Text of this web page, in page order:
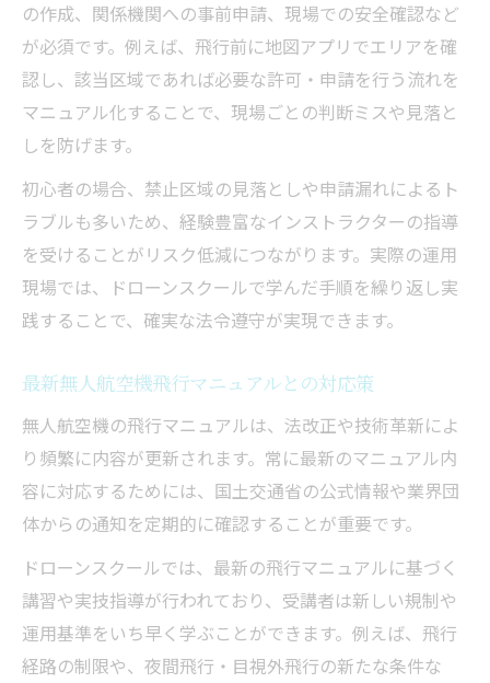
の作成、関係機関への事前申請、現場での安全確認など
が必須です。例えば、飛行前に地図アプリでエリアを確
認し、該当区域であれば必要な許可・申請を行う流れを
マニュアル化することで、現場ごとの判断ミスや見落と
しを防げます。
初心者の場合、禁止区域の見落としや申請漏れによるト
ラブルも多いため、経験豊富なインストラクターの指導
を受けることがリスク低減につながります。実際の運用
現場では、ドローンスクールで学んだ手順を繰り返し実
践することで、確実な法令遵守が実現できます。
最新無人航空機飛行マニュアルとの対応策
無人航空機の飛行マニュアルは、法改正や技術革新によ
り頻繁に内容が更新されます。常に最新のマニュアル内
容に対応するためには、国土交通省の公式情報や業界団
体からの通知を定期的に確認することが重要です。
ドローンスクールでは、最新の飛行マニュアルに基づく
講習や実技指導が行われており、受講者は新しい規制や
運用基準をいち早く学ぶことができます。例えば、飛行
経路の制限や、夜間飛行・目視外飛行の新たな条件な